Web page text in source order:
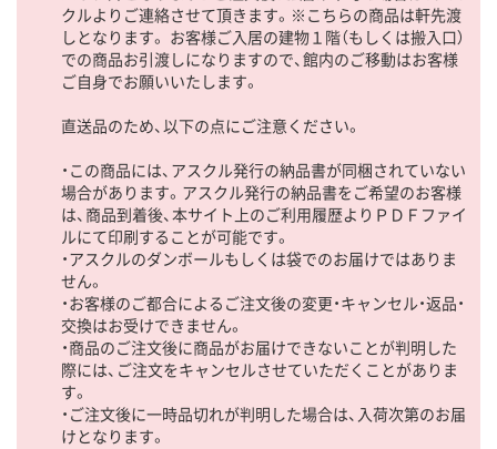
クルよりご連絡させて頂きます。※こちらの商品は軒先渡
しとなります。 お客様ご入居の建物１階（もしくは搬入口）
での商品お引渡しになりますので、館内のご移動はお客様
ご自身でお願いいたします。
直送品のため、以下の点にご注意ください。
・この商品には、アスクル発行の納品書が同梱されていない
場合があります。アスクル発行の納品書をご希望のお客様
は、商品到着後、本サイト上のご利用履歴よりＰＤＦファイ
ルにて印刷することが可能です。
・アスクルのダンボールもしくは袋でのお届けではありま
せん。
・お客様のご都合によるご注文後の変更・キャンセル・返品・
交換はお受けできません。
・商品のご注文後に商品がお届けできないことが判明した
際には、ご注文をキャンセルさせていただくことがありま
す。
・ご注文後に一時品切れが判明した場合は、入荷次第のお届
けとなります。